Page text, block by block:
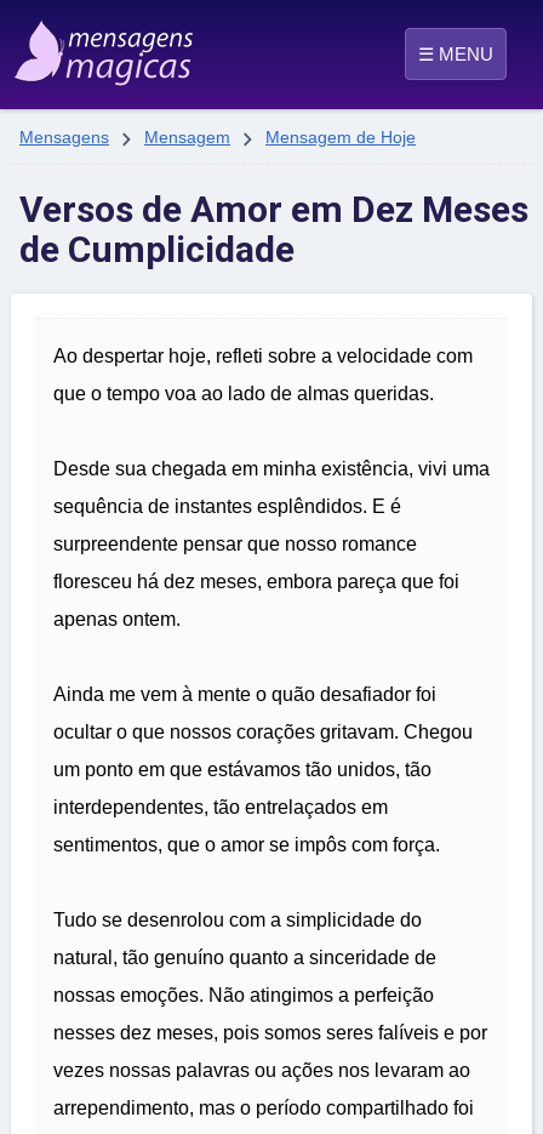
☰ MENU
Mensagens  Mensagem  Mensagem de Hoje
Versos de Amor em Dez Meses
de Cumplicidade
Ao despertar hoje, refleti sobre a velocidade com
que o tempo voa ao lado de almas queridas.
Desde sua chegada em minha existência, vivi uma
sequência de instantes esplêndidos. E é
surpreendente pensar que nosso romance
floresceu há dez meses, embora pareça que foi
apenas ontem.
Ainda me vem à mente o quão desafiador foi
ocultar o que nossos corações gritavam. Chegou
um ponto em que estávamos tão unidos, tão
interdependentes, tão entrelaçados em
sentimentos, que o amor se impôs com força.
Tudo se desenrolou com a simplicidade do
natural, tão genuíno quanto a sinceridade de
nossas emoções. Não atingimos a perfeição
nesses dez meses, pois somos seres falíveis e por
vezes nossas palavras ou ações nos levaram ao
arrependimento, mas o período compartilhado foi